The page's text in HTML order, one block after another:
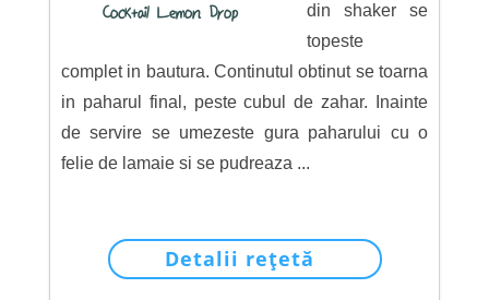
Cocktail Lemon Drop
din shaker se
topeste
complet in bautura. Continutul obtinut se toarna
in paharul final, peste cubul de zahar. Inainte
de servire se umezeste gura paharului cu o
felie de lamaie si se pudreaza ...
Detalii rețetă